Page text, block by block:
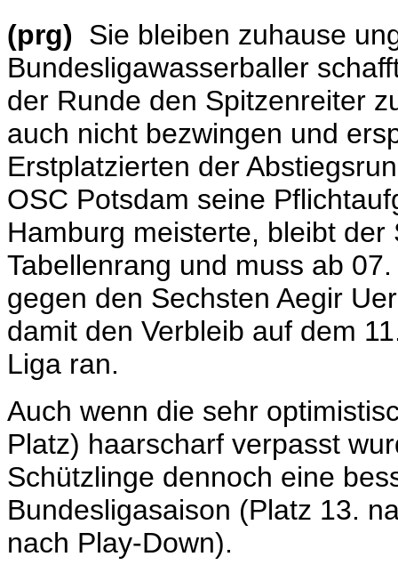
(prg) Sie bleiben zuhause
Bundesligawasserballer
der Runde den Spitzenreiter
auch nicht bezwingen und
Erstplatzierten der
OSC Potsdam seine
Hamburg meisterte, bleibt
Tabellenrang und muss ab
gegen den Sechsten Aegir
damit den Verbleib auf dem
Liga ran.
Auch wenn die sehr
Platz) haarscharf verpasst
Schützlinge dennoch eine
Bundesligasaison (Platz 13.
nach Play-Down).